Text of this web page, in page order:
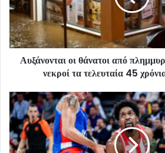
Αυξάνονται οι θάνατοι από
νεκροί τα τελευταία 45